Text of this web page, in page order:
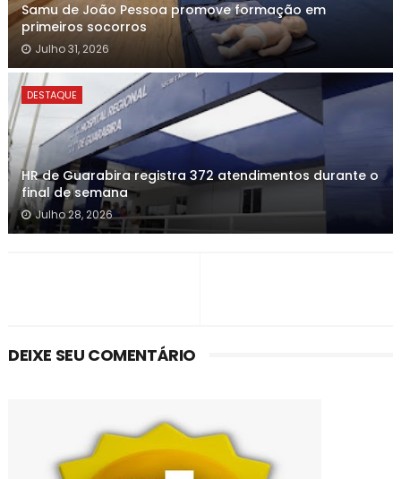
Samu de João Pessoa promove formação em
primeiros socorros
Julho 31, 2026
DESTAQUE
HR de Guarabira registra 372 atendimentos durante o
final de semana
Julho 28, 2026
DEIXE SEU COMENTÁRIO